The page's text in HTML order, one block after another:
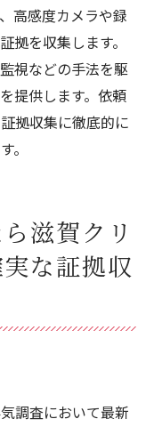
高感度カメラや録
拠を収集します。
視などの手法を駆
提供します。依頼
拠収集に徹底的に
。
滋賀クリ
な証拠収
調査において最新